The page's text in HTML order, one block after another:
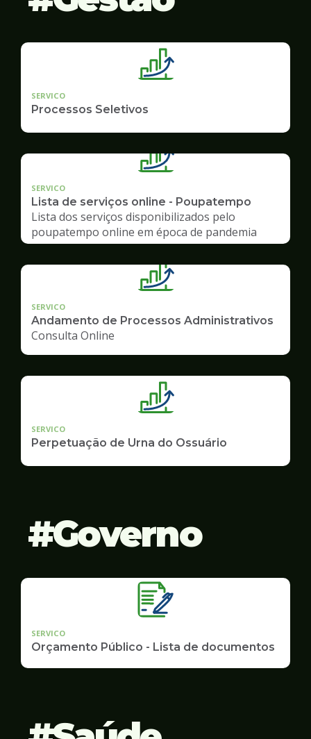
SERVICO
Processos Seletivos
SERVICO
Lista de serviços online - Poupatempo
Lista dos serviços disponibilizados pelo
poupatempo online em época de pandemia
SERVICO
Andamento de Processos Administrativos
Consulta Online
SERVICO
Perpetuação de Urna do Ossuário
Governo
SERVICO
Orçamento Público - Lista de documentos